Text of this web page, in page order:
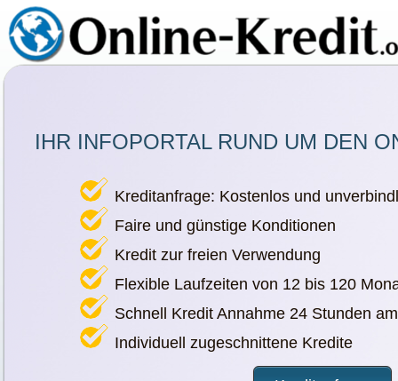
IHR INFOPORTAL RUND UM DEN
Kreditanfrage: Kostenlos und
Faire und günstige Konditionen
Kredit zur freien Verwendung
Flexible Laufzeiten von 12 bis 120
Schnell Kredit Annahme 24 Stunden
Individuell zugeschnittene Kredite